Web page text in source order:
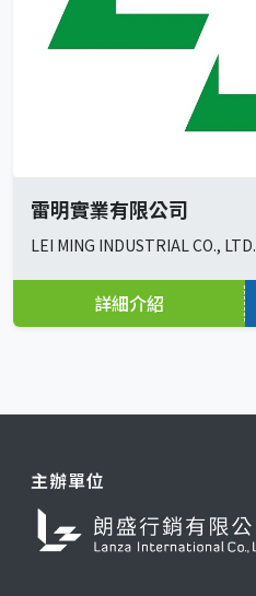
雷明實業有限公司
LEI MING INDUSTRIAL CO., LTD.
詳細介紹
主辦單位